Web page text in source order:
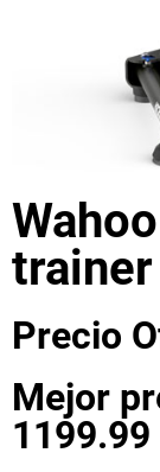
trainer
Precio
Mejor
1199.99